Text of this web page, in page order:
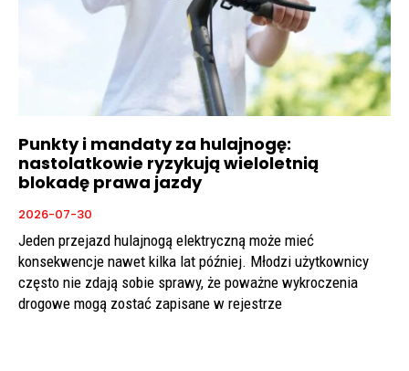
Punkty i mandaty za hulajnogę:
nastolatkowie ryzykują wieloletnią
blokadę prawa jazdy
2026-07-30
Jeden przejazd hulajnogą elektryczną może mieć
konsekwencje nawet kilka lat później. Młodzi użytkownicy
często nie zdają sobie sprawy, że poważne wykroczenia
drogowe mogą zostać zapisane w rejestrze